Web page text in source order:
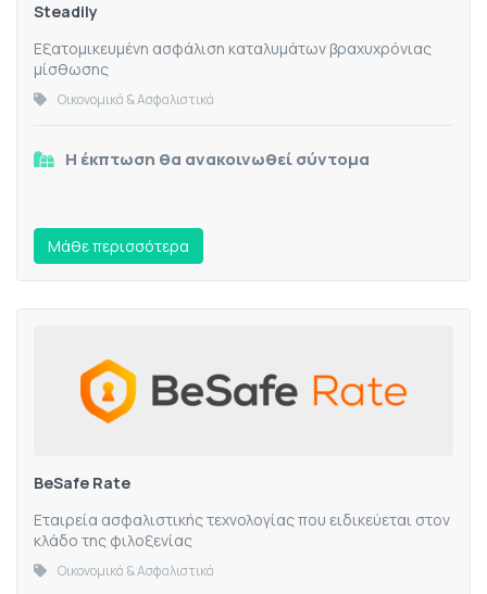
Steadily
Eξατομικευμένη ασφάλιση καταλυμάτων βραχυχρόνιας
μίσθωσης
Οικονομικά & Ασφαλιστικά
Η έκπτωση θα ανακοινωθεί σύντομα
Mάθε περισσότερα
BeSafe Rate
Εταιρεία ασφαλιστικής τεχνολογίας που ειδικεύεται στον
κλάδο της φιλοξενίας
Οικονομικά & Ασφαλιστικά